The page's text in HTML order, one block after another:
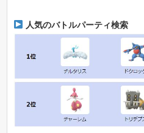
人気のバトルパーティ検索